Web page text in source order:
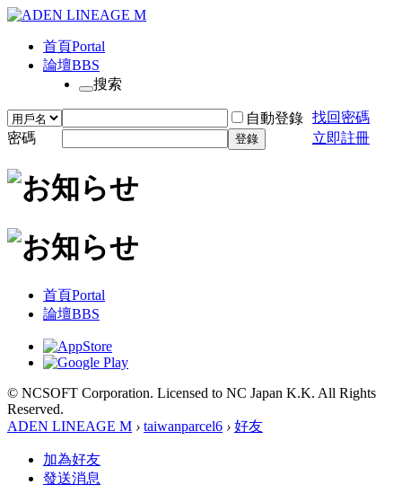
首頁Portal
論壇BBS
搜索
自動登錄 找回密碼
密碼
登錄 立即註冊
首頁Portal
論壇BBS
© NCSOFT Corporation. Licensed to NC Japan K.K. All Rights
Reserved.
ADEN LINEAGE M › taiwanparcel6 › 好友
加為好友
發送消息